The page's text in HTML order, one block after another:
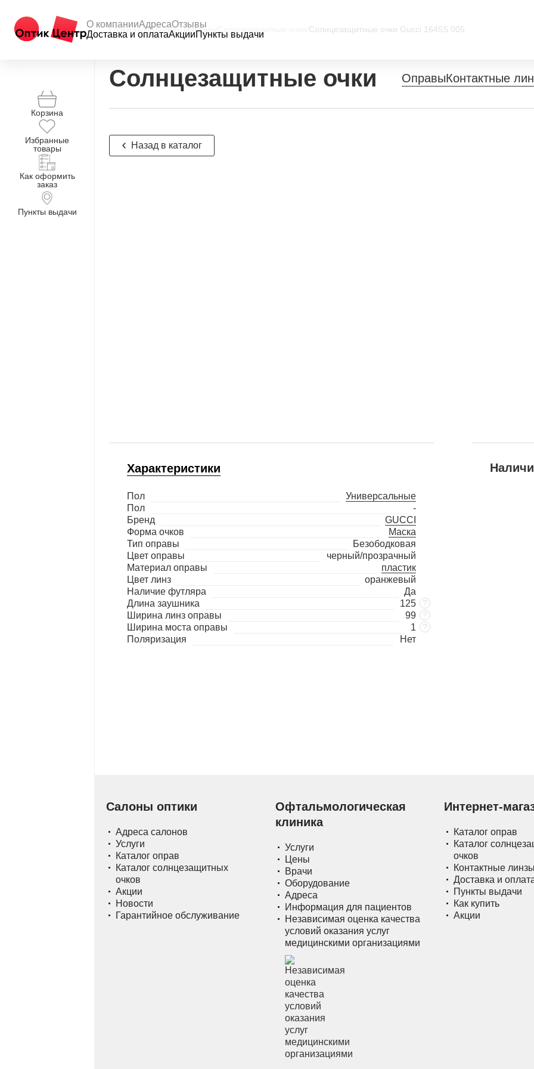
О компанииАдресаОтзывы
Доставка и оплатаАкцииПункты выдачи
Корзина
Избранные
товары
Как оформить
заказ
Пункты выдачи
Главная Интернет-магазин Солнцезащитные очки Gucci 1645S 005
Солнцезащитные очки ОправыКонтактные
Назад в каталог
Характеристики
Пол
Универсальные
Пол
-
Бренд
GUCCI
Форма очков
Маска
Тип оправы
Безободковая
Цвет оправы
черный/прозрачный
Материал оправы
пластик
Цвет линз
оранжевый
Наличие футляра
Да
Длина заушника
125 ?
Ширина линз оправы 99 ?
Ширина моста оправы 1 ?
Поляризация Нет
Салоны оптики
Адреса салонов
Услуги
Каталог оправ
Каталог солнцезащитных
очков
Акции
Новости
Гарантийное обслуживание
Офтальмологическая
клиника
Услуги
Цены
Врачи
Оборудование
Адреса
Информация для пациентов
Независимая оценка качества
условий оказания услуг
медицинскими организациями
Интернет-
Каталог оправ
Каталог
очков
Контактные линзы
Доставка и
Пункты выдачи
Как купить
Акции